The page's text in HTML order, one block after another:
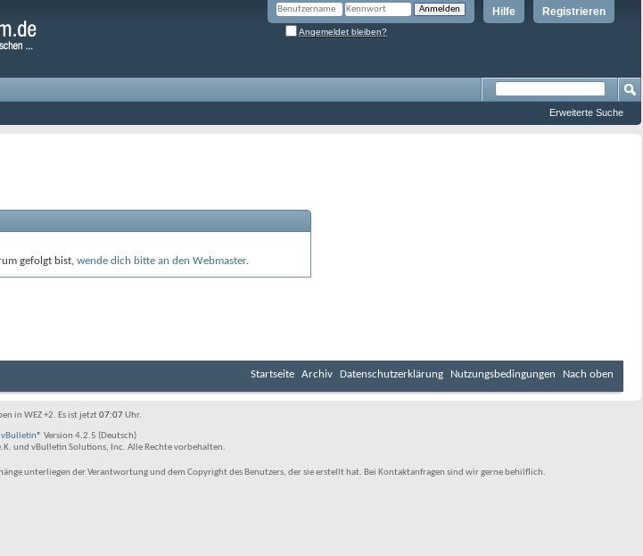
Registrieren
Hilfe
Angemeldet bleiben?
Erweiterte Suche
gefolgt bist, wende dich bitte an den Webmaster.
Startseite Archiv Datenschutzerklärung Nutzungsbedingungen Nach oben
in WEZ +2. Es ist jetzt07:07Uhr.
vBulletin® Version 4.2.5 (Deutsch)
und vBulletin Solutions, Inc. Alle Rechte vorbehalten.
unterliegen der Verantwortung und dem Copyright des Benutzers, der sie erstellt hat. Bei Kontaktanfragen sind wir gerne behilflich.